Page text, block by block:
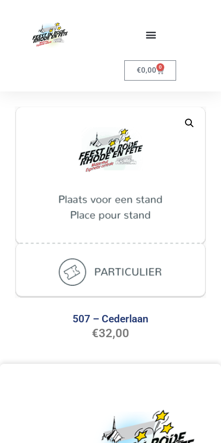
€0,00 0
507 – Cederlaan
€32,00